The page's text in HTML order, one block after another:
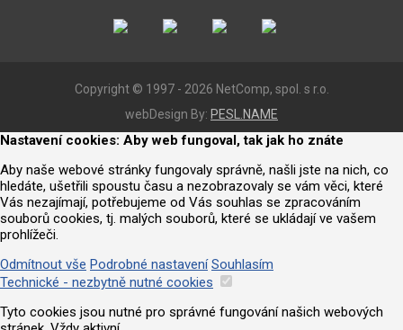
Copyright © 1997 - 2026 NetComp, spol. s r.o.
webDesign By: PESL.NAME
Nastavení cookies: Aby web fungoval, tak jak ho znáte
Aby naše webové stránky fungovaly správně, našli jste na nich, co
hledáte, ušetřili spoustu času a nezobrazovaly se vám věci, které
Vás nezajímají, potřebujeme od Vás souhlas se zpracováním
souborů cookies, tj. malých souborů, které se ukládají ve vašem
prohlížeči.
Odmítnout vše Podrobné nastavení Souhlasím
Technické - nezbytně nutné cookies
Tyto cookies jsou nutné pro správné fungování našich webových